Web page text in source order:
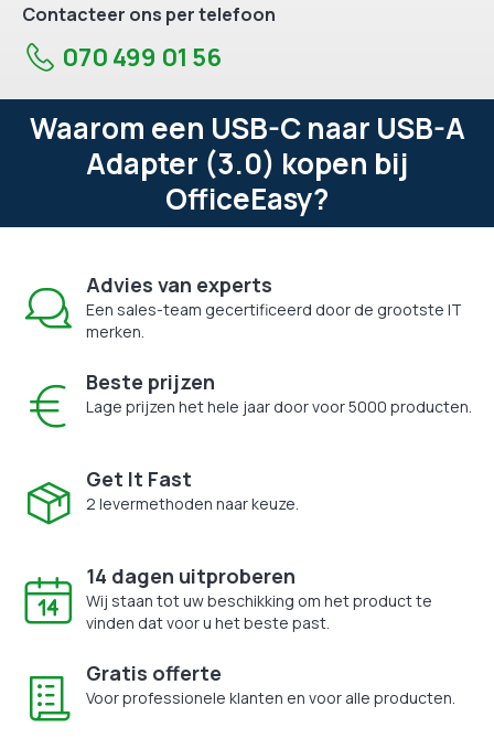
Contacteer ons per telefoon
070 499 01 56
Waarom een USB-C naar USB-A
Adapter (3.0) kopen bij
OfficeEasy?
Advies van experts
Een sales-team gecertificeerd door de grootste IT
merken.
Beste prijzen
Lage prijzen het hele jaar door voor 5000 producten.
Get It Fast
2 levermethoden naar keuze.
14 dagen uitproberen
Wij staan tot uw beschikking om het product te
vinden dat voor u het beste past.
Gratis offerte
Voor professionele klanten en voor alle producten.